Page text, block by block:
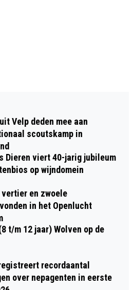
BLINDE LIEFDE
IN ARNHEM
WEER OP
2023
Velp deden mee aan
scoutskamp in
Dieren viert 40-jarig jubileum
op wijndomein
vertier en zwoele
in het Openlucht
(8 t/m 12 jaar) Wolven op de
recordaantal
over nepagenten in eerste